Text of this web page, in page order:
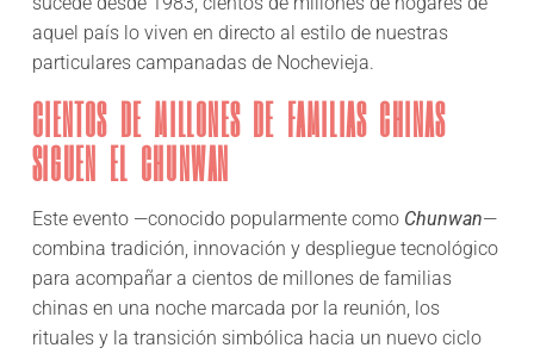
aquel país lo viven en directo al estilo de nuestras
particulares campanadas de Nochevieja.
CIENTOS DE MILLONES DE FAMILIAS CHINAS
SIGUEN EL CHUNWAN
Este evento —conocido popularmente como Chunwan—
combina tradición, innovación y despliegue tecnológico
para acompañar a cientos de millones de familias
chinas en una noche marcada por la reunión, los
rituales y la transición simbólica hacia un nuevo ciclo